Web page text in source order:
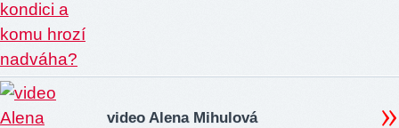
video Alena Mihulová